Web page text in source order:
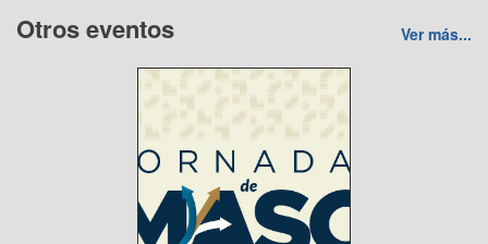
Otros eventos Ver más...